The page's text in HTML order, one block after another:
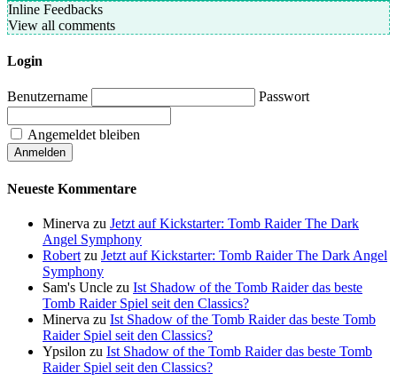
Inline Feedbacks
View all comments
Login
Benutzername Passwort
Angemeldet bleiben
Neueste Kommentare
Minerva zu Jetzt auf Kickstarter: Tomb Raider The Dark
Angel Symphony
Robert zu Jetzt auf Kickstarter: Tomb Raider The Dark Angel
Symphony
Sam's Uncle zu Ist Shadow of the Tomb Raider das beste
Tomb Raider Spiel seit den Classics?
Minerva zu Ist Shadow of the Tomb Raider das beste Tomb
Raider Spiel seit den Classics?
Ypsilon zu Ist Shadow of the Tomb Raider das beste Tomb
Raider Spiel seit den Classics?